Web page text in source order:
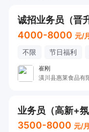
诚招业务员（晋
4000-8000 元/
不限 节日福利
崔刚
潢川县惠莱食品有
业务员（高新+氛
3500-8000 元/月